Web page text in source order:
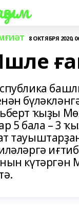
8 ОКТЯБРЯ 2020,
ҡыҙы
5 бала – 3
күтәргән